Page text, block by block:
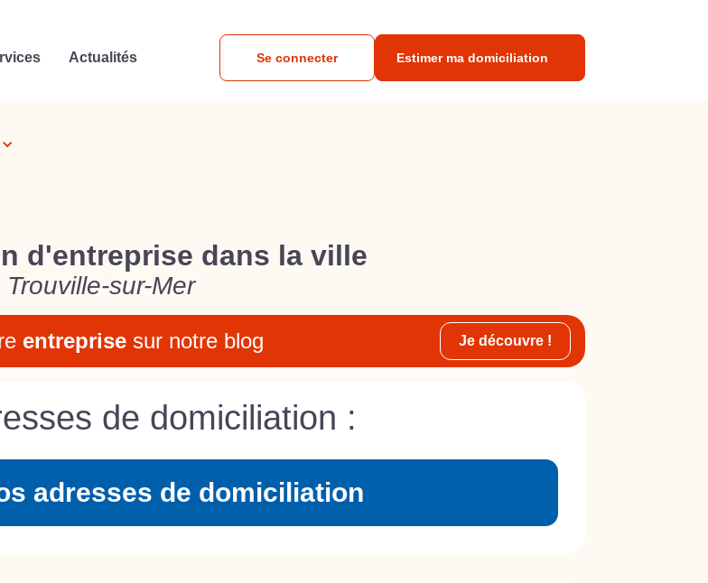
Actualités Se connecter Estimer ma domiciliation
d'entreprise dans la ville
Trouville-sur-Mer
entreprise sur notre blog Je découvre !
de domiciliation :
adresses de domiciliation